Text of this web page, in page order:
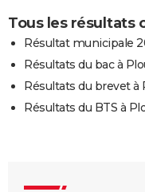
Tous les résultats
Résultat municipale
Résultats du bac à
Résultats du brevet à
Résultats du BTS à